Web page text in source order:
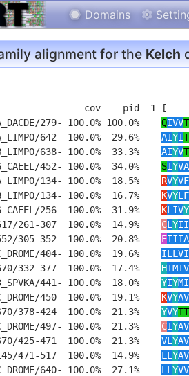
Domains
alignment for theKelch
cov    pid  1 [
279- 100.0% 100.0% QIVVT
642- 100.0%  29.6% AIYIT
638- 100.0%  33.3% AIYVT
452- 100.0%  34.0% SIYVA
134- 100.0%  18.5% RVYVF
134- 100.0%  16.7% KVYLF
256- 100.0%  31.9% KLIVY
261-307  100.0%  14.9% CL YII
305-352  100.0%  20.8% EIIIA
404- 100.0%  19.6% ILLVI
332-377  100.0%  17.4% HIMIV
441- 100.0%  18.0% YIYMI
450- 100.0%  19.1% KVYAV
378-424  100.0%  21.3% YVYTT
497- 100.0%  21.3% CIYAV
425-471  100.0%  21.3% VL YAV
471-517  100.0%  14.9% LL YAV
640- 100.0%  27.1% LL YVV